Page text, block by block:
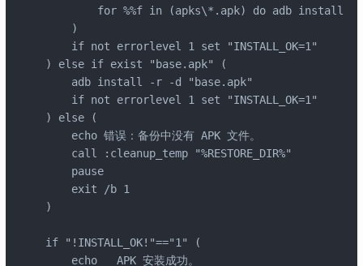
for %%f in (apks\*.apk) do adb install -
    )
    if not errorlevel 1 set "INSTALL_OK=1"
) else if exist "base.apk" (
    adb install -r -d "base.apk"
    if not errorlevel 1 set "INSTALL_OK=1"
) else (
    echo 错误：备份中没有 APK 文件。
    call :cleanup_temp "%RESTORE_DIR%"
    pause
    exit /b 1
)
if "!INSTALL_OK!"=="1" (
    echo   APK 安装成功。